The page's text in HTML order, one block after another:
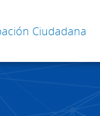
Ciudadana